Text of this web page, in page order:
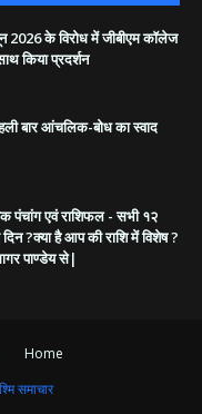
2026 के विरोध में जीबीएम कॉलेज
किया प्रदर्शन
बार आंचलिक-बोध का स्वाद
पंचांग एवं राशिफल - सभी १२
?क्या है आप की राशि में विशेष ?
पाण्डेय से|
Home
समाचार